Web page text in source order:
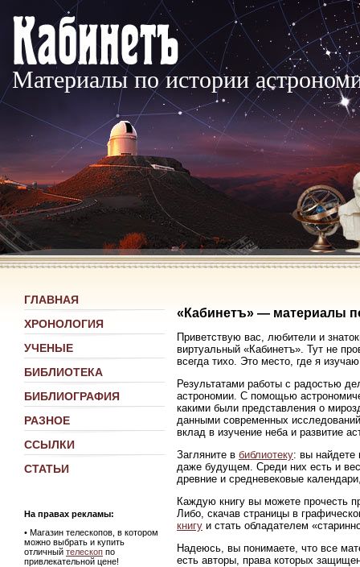
Материалы по истории
ГЛАВНАЯ
ХРОНОЛОГИЯ
УЧЕНЫЕ
БИБЛИОТЕКА
БИБЛИОГРАФИЯ
РАЗНОЕ
ССЫЛКИ
СТАТЬИ
На правах рекламы:
• Магазин телескопов, в котором
можно выбрать и купить
отличный телескоп по
привлекательной цене!
«Кабинетъ» — материалы
Приветствую вас, любители и
виртуальный «Кабинетъ». Тут не
всегда тихо. Это место, где я
Результатами работы с радостью
астрономии. С помощью
какими были представления о
данными современных
вклад в изучение неба и развитие
Загляните в библиотеку: вы найдете
даже будущем. Среди них есть и
древние и средневековые
Каждую книгу вы можете прочесть
Либо, скачав страницы в
книгу и стать обладателем
Надеюсь, вы понимаете, что все
есть авторы, права которых